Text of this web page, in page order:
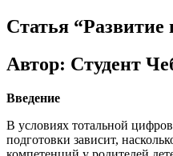
Статья
Автор: Студент
Введение
В условиях тотальной
подготовки зависит,